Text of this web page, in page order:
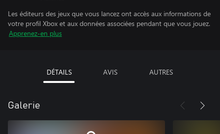
Les éditeurs des jeux que vous lancez ont accès aux informations de
votre profil Xbox et aux données associées pendant que vous jouez.
Apprenez-en plus
DÉTAILS AVIS AUTRES
Galerie